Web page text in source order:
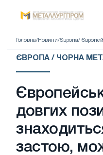
Головна/ Новини/Європа/
ЄВРОПА / ЧОРНА
довгих
застою,